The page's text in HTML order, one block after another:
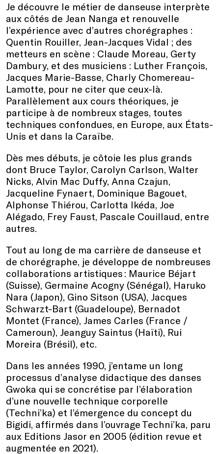
Je découvre le métier de danseuse interprète
aux côtés de Jean Nanga et renouvelle
l’expérience avec d’autres chorégraphes :
Quentin Rouiller, Jean-Jacques Vidal ; des
metteurs en scène : Claude Moreau, Gerty
Dambury, et des musiciens : Luther François,
Jacques Marie-Basse, Charly Chomereau-
Lamotte, pour ne citer que ceux-là.
Parallèlement aux cours théoriques, je
participe à de nombreux stages, toutes
techniques confondues, en Europe, aux États-
Unis et dans la Caraïbe.
Dès mes débuts, je côtoie les plus grands
dont Bruce Taylor, Carolyn Carlson, Walter
Nicks, Alvin Mac Duffy, Anna Czajun,
Jacqueline Fynaert, Dominique Bagouet,
Alphonse Thiérou, Carlotta Ikéda, Joe
Alégado, Frey Faust, Pascale Couillaud, entre
autres.
Tout au long de ma carrière de danseuse et
de chorégraphe, je développe de nombreuses
collaborations artistiques : Maurice Béjart
(Suisse), Germaine Acogny (Sénégal), Haruko
Nara (Japon), Gino Sitson (USA), Jacques
Schwarzt-Bart (Guadeloupe), Bernadot
Montet (France), James Carles (France /
Cameroun), Jeanguy Saintus (Haïti), Rui
Moreira (Brésil), etc.
Dans les années 1990, j’entame un long
processus d’analyse didactique des danses
Gwoka qui se concrétise par l’élaboration
d’une nouvelle technique corporelle
(Techni’ka) et l’émergence du concept du
Bigidi, affirmés dans l’ouvrage Techni’ka, paru
aux Editions Jasor en 2005 (édition revue et
augmentée en 2021).